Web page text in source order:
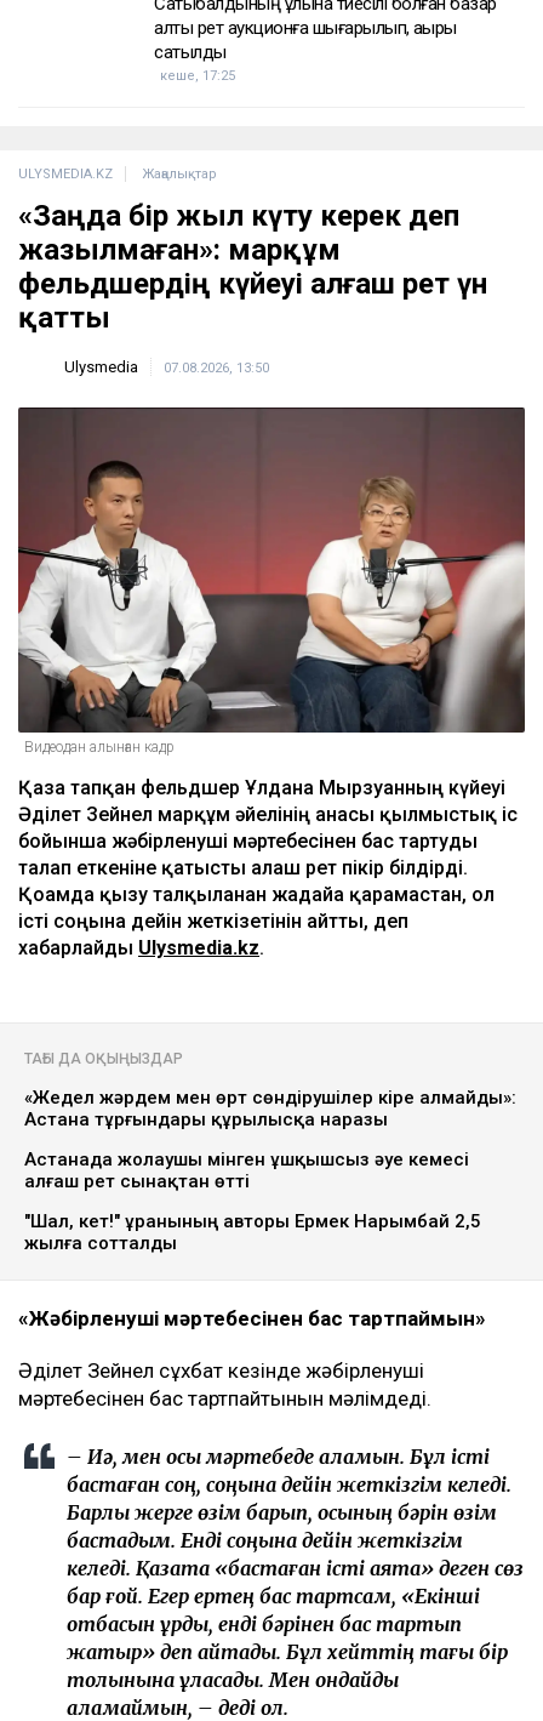
алты рет аукционға шығарылып, ақыры
сатылды
кеше, 17:25
ULYSMEDIA.KZ Жаңалықтар
«Заңда бір жыл күту керек деп
жазылмаған»: марқұм
фельдшердің күйеуі алғаш рет үн
қатты
Ulysmedia 07.08.2026, 13:50
Видеодан алынған кадр
Қаза тапқан фельдшер Ұлдана Мырзуанның күйеуі
Әділет Зейнел марқұм әйелінің анасы қылмыстық іс
бойынша жәбірленуші мәртебесінен бас тартуды
талап еткеніне қатысты алғаш рет пікір білдірді.
Қоғамда қызу талқыланған жағдайға қарамастан, ол
істі соңына дейін жеткізетінін айтты, деп
хабарлайды Ulysmedia.kz.
ТАҒЫ ДА ОҚЫҢЫЗДАР
«Жедел жәрдем мен өрт сөндірушілер кіре алмайды»:
Астана тұрғындары құрылысқа наразы
Астанада жолаушы мінген ұшқышсыз әуе кемесі
алғаш рет сынақтан өтті
"Шал, кет!" ұранының авторы Ермек Нарымбай 2,5
жылға сотталды
«Жәбірленуші мәртебесінен бас тартпаймын»
Әділет Зейнел сұхбат кезінде жәбірленуші
мәртебесінен бас тартпайтынын мәлімдеді.
– Иә, мен осы мәртебеде қаламын. Бұл істі
бастаған соң, соңына дейін жеткізгім келеді.
Барлық жерге өзім барып, осының бәрін өзім
бастадым. Енді соңына дейін жеткізгім
келеді. Қазақта «бастаған істі аяқта» деген сөз
бар ғой. Егер ертең бас тартсам, «Екінші
отбасын құрды, енді бәрінен бас тартып
жатыр» деп айтады. Бұл хейттің тағы бір
толқынына ұласады. Мен ондайды
қаламаймын, – деді ол.